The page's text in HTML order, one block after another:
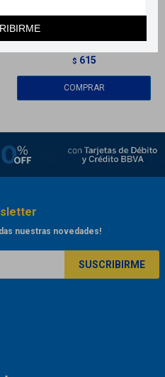
Toy Story - Body Splash
200ml+Shower gel 280ml
$ 615
nuestras novedades!
SUSCRIBIRME